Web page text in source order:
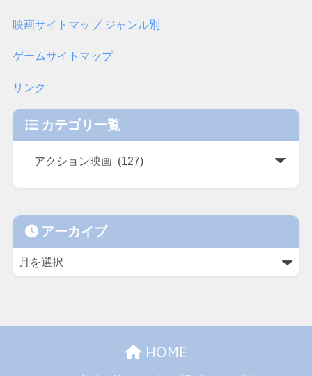
映画サイトマップ ジャンル別
ゲームサイトマップ
リンク
カテゴリ一覧
アーカイブ
HOME